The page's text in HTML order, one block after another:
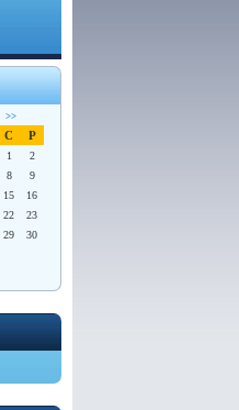
>>
C P
1
2
8
9
15
16
22
23
29
30